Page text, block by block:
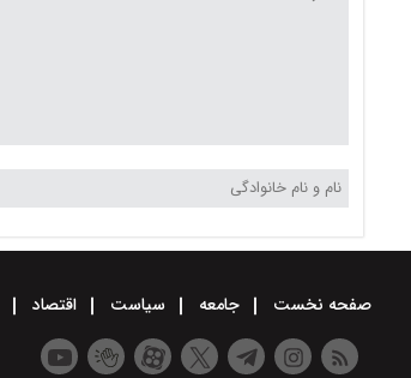
صفحه نخست جامعه سیاست اقتصاد